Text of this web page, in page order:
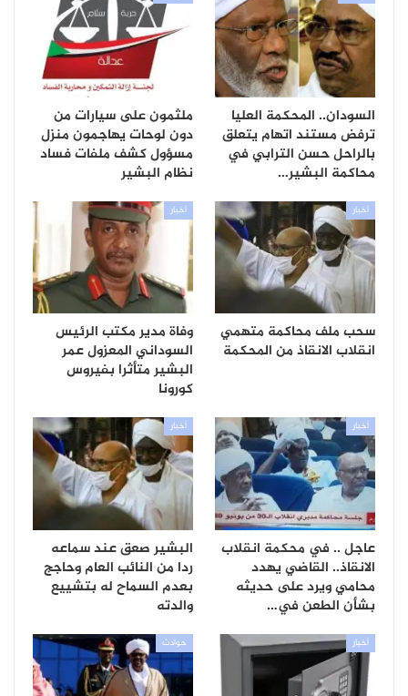
السودان.. المحكمة العليا
ترفض مستند اتهام يتعلق
بالراحل حسن الترابي في
محاكمة البشير…
ملثمون على سيارات من
دون لوحات يهاجمون منزل
مسؤول كشف ملفات فساد
نظام البشير
أخبار
سحب ملف محاكمة متهمي
انقلاب الانقاذ من المحكمة
أخبار
وفاة مدير مكتب الرئيس
السوداني المعزول عمر
البشير متأثرا بفيروس
كورونا
أخبار
عاجل .. في محكمة انقلاب
الانقاذ.. القاضي يهدد
محامي ويرد على حديثه
بشأن الطعن في…
أخبار
البشير صعق عند سماعه
ردا من النائب العام وحاجج
بعدم السماح له بتشييع
والدته
أخبار حوادث